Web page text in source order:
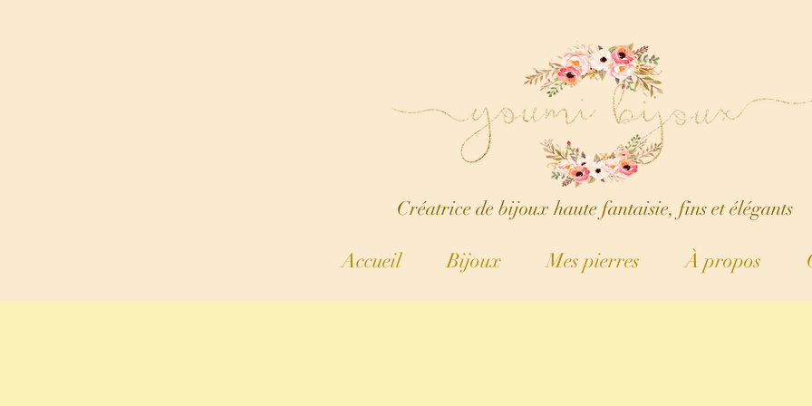
Créatrice de bijoux haute fantaisie, fins et élégants
Accueil Bijoux Mes pierres À propos